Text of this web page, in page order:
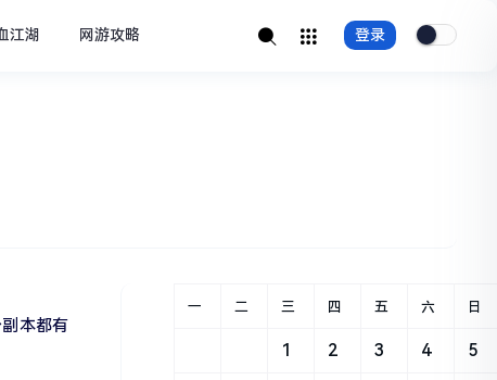
江湖 网游攻略 登录
本都有
一 二 三 四 五 六 日
1 2 3 4 5